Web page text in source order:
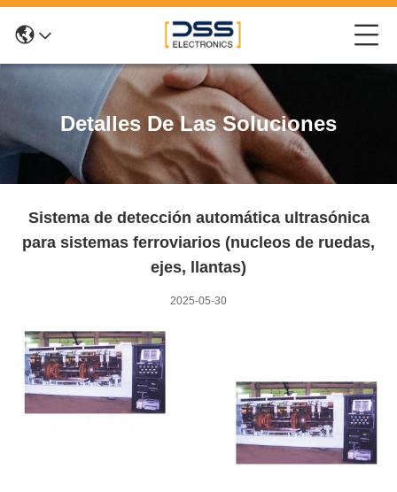
Detalles De Las Soluciones
Sistema de detección automática ultrasónica
para sistemas ferroviarios (nucleos de ruedas,
ejes, llantas)
2025-05-30